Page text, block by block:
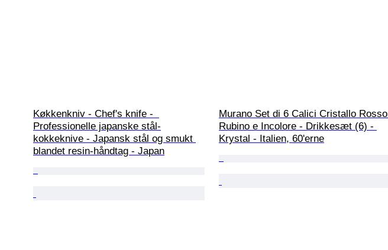
Køkkenkniv - Chef's knife -
Professionelle japanske stål-
kokkeknive - Japansk stål og smukt
blandet resin-håndtag - Japan
Murano Set di 6 Calici Cristallo Rosso
Rubino e Incolore - Drikkesæt (6) -
Krystal - Italien, 60'erne